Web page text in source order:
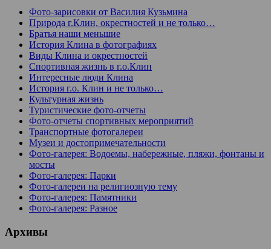
Фото-зарисовки от Василия Кузьмина
Природа г.Клин, окрестностей и не только…
Братья наши меньшие
История Клина в фотографиях
Виды Клина и окрестностей
Спортивная жизнь в г.о.Клин
Интересные люди Клина
История г.о. Клин и не только…
Культурная жизнь
Туристические фото-отчеты
Фото-отчеты спортивных мероприятий
Транспортные фотогалереи
Музеи и достопримечательности
Фото-галерея: Водоемы, набережные, пляжи, фонтаны и
мосты
Фото-галерея: Парки
Фото-галереи на религиозную тему
Фото-галерея: Памятники
Фото-галерея: Разное
Архивы